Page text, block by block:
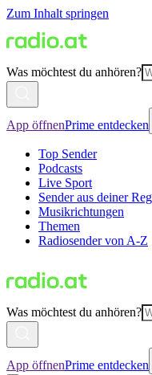
Zum Inhalt springen
Was möchtest du anhören?
App öffnenPrime entdecken
Top Sender
Podcasts
Live Sport
Sender aus deiner
Musikrichtungen
Themen
Radiosender von A-Z
Was möchtest du anhören?
App öffnenPrime entdecken